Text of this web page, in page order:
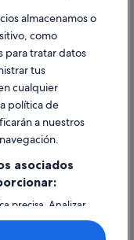
contenidoalmacenamos o
como
para tratar datos
tus
cualquier
política de
a nuestros
asociados
precisa. Analizar
para su
en un dispositivo